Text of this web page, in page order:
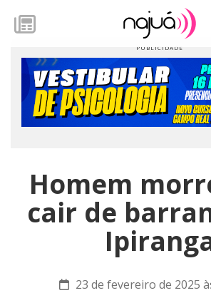
Homem
cair de
23 de fevereiro de 2025